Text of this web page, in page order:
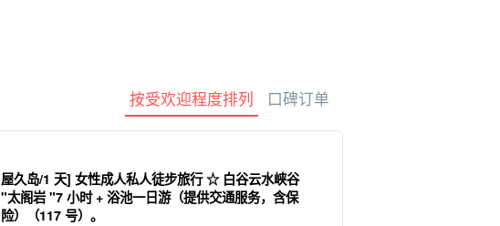
按受欢迎程度排列 口碑订单
屋久岛/1 天] 女性成人私人徒步旅行 ☆ 白谷云水峡谷
"太阁岩 "7 小时 + 浴池一日游（提供交通服务，含保
险）（117 号）。